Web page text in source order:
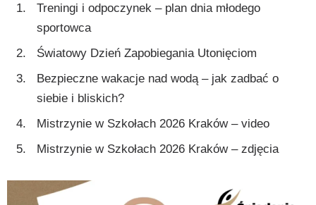
Treningi i odpoczynek – plan dnia młodego
sportowca
Światowy Dzień Zapobiegania Utonięciom
Bezpieczne wakacje nad wodą – jak zadbać o
siebie i bliskich?
Mistrzynie w Szkołach 2026 Kraków – video
Mistrzynie w Szkołach 2026 Kraków – zdjęcia